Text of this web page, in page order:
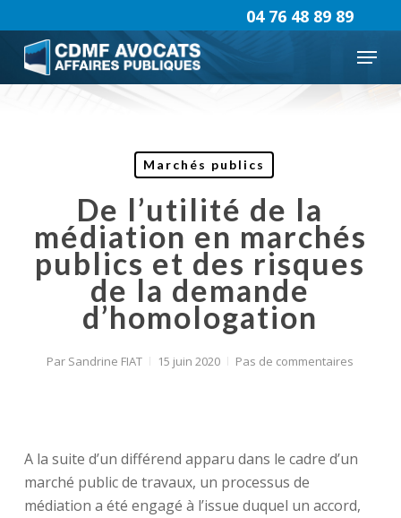
to
main
content
Menu
04 76 48 89 89
Marchés publics
De l’utilité de la
médiation en marchés
publics et des risques
de la demande
d’homologation
Par Sandrine FIAT 15 juin 2020 Pas de commentaires
A la suite d’un différend apparu dans le cadre d’un
marché public de travaux, un processus de
médiation a été engagé à l’issue duquel un accord,